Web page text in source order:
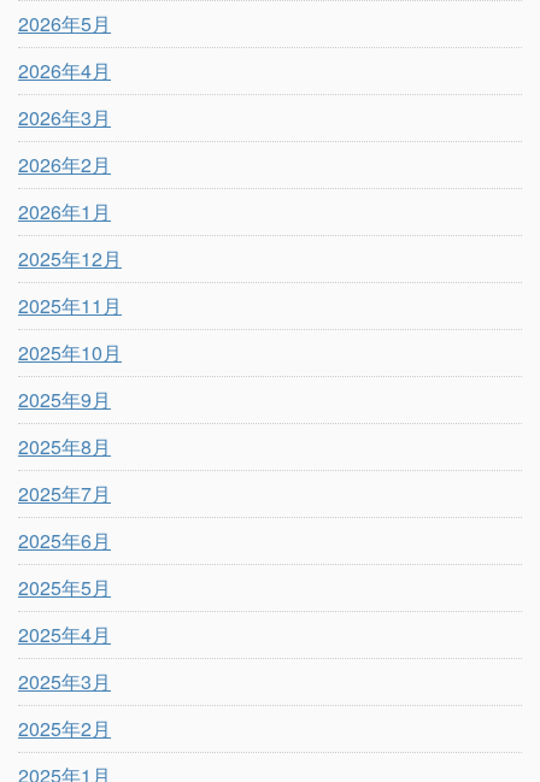
2026年5月
2026年4月
2026年3月
2026年2月
2026年1月
2025年12月
2025年11月
2025年10月
2025年9月
2025年8月
2025年7月
2025年6月
2025年5月
2025年4月
2025年3月
2025年2月
2025年1月